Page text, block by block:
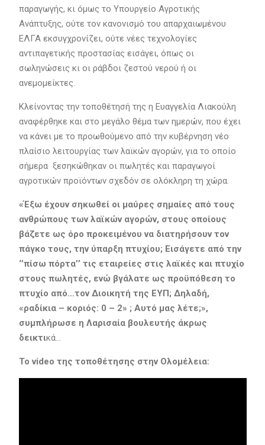
παραγωγής, κι όμως το Υπουργείο Αγροτικής
Ανάπτυξης, ούτε τον κανονισμό του απαρχαιωμένου
ΕΛΓΑ εκσυγχρονίζει, ούτε νέες τεχνολογίες
αντιπαγετικής προστασίας εισάγει, όπως οι
σωληνώσεις κι οι ράβδοι ζεστού νερού ή οι
ανεμομείκτες.
Κλείνοντας την τοποθέτησή της η Ευαγγελία Λιακούλη
αναφέρθηκε και στο μεγάλο θέμα των ημερών, που έχει
να κάνει με το προωθούμενο από την κυβέρνηση νέο
πλαίσιο λειτουργίας των λαϊκών αγορών, για το οποίο
σήμερα ξεσηκώθηκαν οι πωλητές και παραγωγοί
αγροτικών προϊόντων σχεδόν σε ολόκληρη τη χώρα.
«Έξω έχουν σηκωθεί οι μαύρες σημαίες από τους
ανθρώπους των λαϊκών αγορών, στους οποίους
βάζετε ως όρο προκειμένου να διατηρήσουν τον
πάγκο τους, την ύπαρξη πτυχίου; Εισάγετε από την
‘’πίσω πόρτα’’ τις εταιρείες στις λαϊκές και πτυχίο
στους πωλητές, ενώ βγάλατε ως προϋπόθεση το
πτυχίο από…τον Διοικητή της ΕΥΠ; Δηλαδή,
«ραδίκια – κοριός: 0 – 2» ; Αυτό μας λέτε;»,
συμπλήρωσε η Λαρισαία βουλευτής άκρως
δεικτικά…
Το video της τοποθέτησης στην Ολομέλεια: